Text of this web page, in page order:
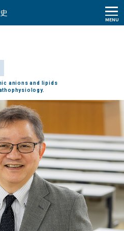
MENU
anions and lipids